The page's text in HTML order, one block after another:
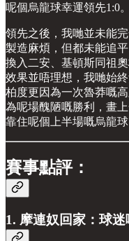
呢個烏龍球幸運領先1:0。
領先之後，我哋並未能
製造麻煩，但都未能追
換入二安、基頓斯同祖
效果並唔理想，我哋始
柏度更因為一次魯莽嘅
為呢場醜陋嘅勝利，畫
靠住呢個上半場嘅烏龍球
賽事點評：
1. 摩連奴回家：球